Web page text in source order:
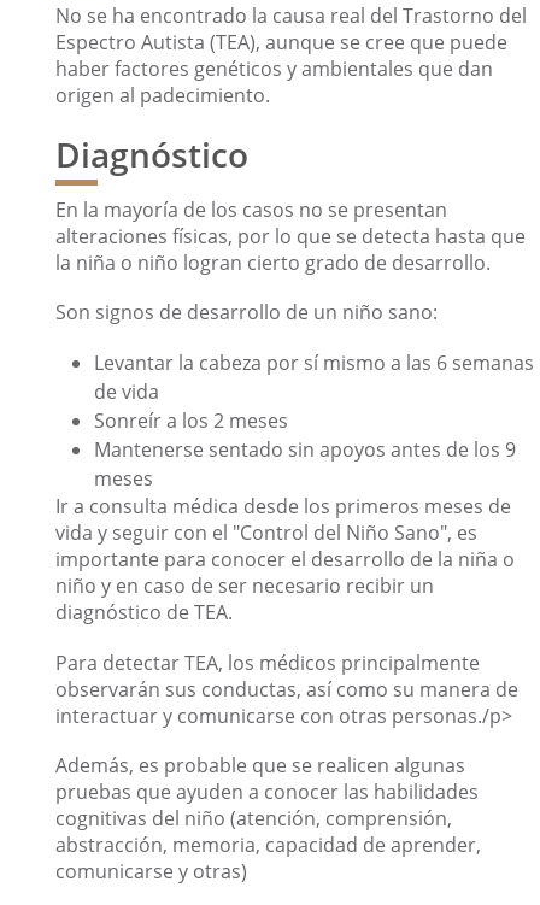
No se ha encontrado la causa real del Trastorno del
Espectro Autista (TEA), aunque se cree que puede
haber factores genéticos y ambientales que dan
origen al padecimiento.
Diagnóstico
En la mayoría de los casos no se presentan
alteraciones físicas, por lo que se detecta hasta que
la niña o niño logran cierto grado de desarrollo.
Son signos de desarrollo de un niño sano:
Levantar la cabeza por sí mismo a las 6 semanas
de vida
Sonreír a los 2 meses
Mantenerse sentado sin apoyos antes de los 9
meses
Ir a consulta médica desde los primeros meses de
vida y seguir con el "Control del Niño Sano", es
importante para conocer el desarrollo de la niña o
niño y en caso de ser necesario recibir un
diagnóstico de TEA.
Para detectar TEA, los médicos principalmente
observarán sus conductas, así como su manera de
interactuar y comunicarse con otras personas./p>
Además, es probable que se realicen algunas
pruebas que ayuden a conocer las habilidades
cognitivas del niño (atención, comprensión,
abstracción, memoria, capacidad de aprender,
comunicarse y otras)